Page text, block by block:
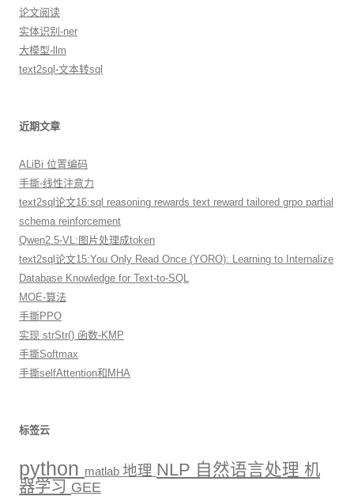
论文阅读
实体识别-ner
大模型-llm
text2sql-文本转sql
近期文章
ALiBi 位置编码
手撕-线性注意力
text2sql论文16:sql reasoning rewards text reward tailored grpo partial
schema reinforcement
Qwen2.5-VL:图片处理成token
text2sql论文15:You Only Read Once (YORO): Learning to Internalize
Database Knowledge for Text-to-SQL
MOE-算法
手撕PPO
实现 strStr() 函数-KMP
手撕Softmax
手撕selfAttention和MHA
标签云
python matlab 地理 NLP 自然语言处理 机
器学习 GEE